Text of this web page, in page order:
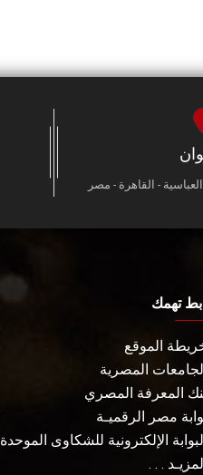
- القاهرة - مصر
تهمك
الموقع
المصرية
المعرفة المصري
مصر الرقميـة
الإلكترونية للشكاوى الموحدة
. . .